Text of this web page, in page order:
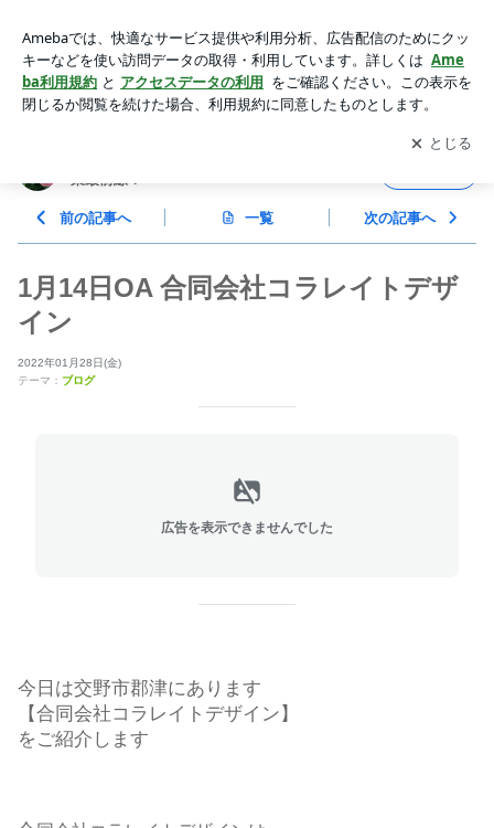
ング イン 北大阪・元気な企業最前線！
アプリをダウンロードして ブログの更新通知
を受け取りまし
ょう。
開く
業最前線！
前の記事へ 一覧 次の記事へ
1月14日OA 合同会社コラレイトデザ
イン
2022年01月28日(金)
テーマ： ブログ
広告を表示できませんでした
今日は交野市郡津にあります
【合同会社コラレイトデザイン】
をご紹介します